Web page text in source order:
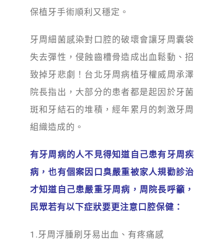
保植牙手術順利又穩定。
牙周細菌感染對口腔的破壞會讓牙周囊袋
失去彈性，侵蝕齒槽骨造成出血鬆動、招
致掉牙悲劇！台北牙周病植牙權威周承澤
院長指出， 大部分的患者都是起因於牙菌
斑和牙結石的堆積 ，經年累月的刺激牙周
組織造成的。
有牙周病的人不見得知道自己患有牙周疾
病，也有個案因口臭嚴重被家人規勸診治
才知道自己患嚴重牙周病，周院長呼籲，
民眾若有以下症狀要更注意口腔保健：
1. 牙周浮腫刷牙易出血、有疼痛感